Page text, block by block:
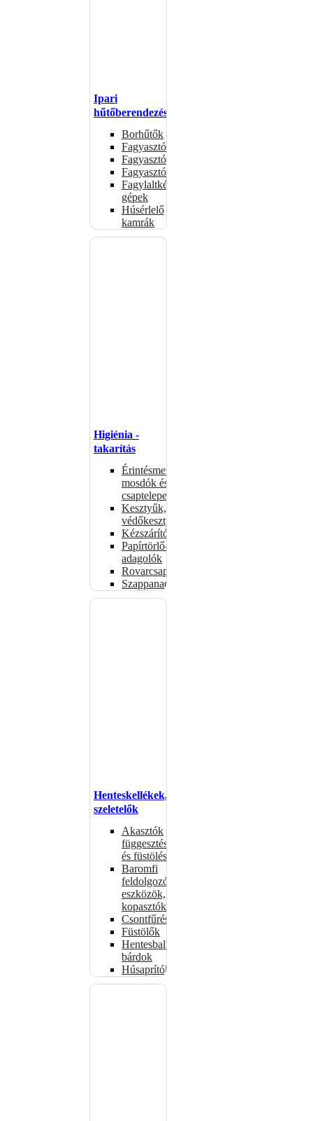
Ipari
hűtőberendezések
Borhűtők
Fagyasztóasztalok
Fagyasztóládák
Fagyasztószekrények
Fagylaltkészítő
gépek
Húsérlelő
kamrák
Higiénia -
takarítás
Érintésmentes
mosdók és
csaptelepek
Kesztyűk,
védőkesztyűk
Kézszárítók
Papírtörlő-
adagolók
Rovarcsapdák
Szappanadagolók
Henteskellékek,
szeletelők
Akasztók
függesztéshez
és füstöléshez
Baromfi
feldolgozó
eszközök,
kopasztók
Csontfűrészek
Füstölők
Hentesbalták,
bárdok
Húsaprítók